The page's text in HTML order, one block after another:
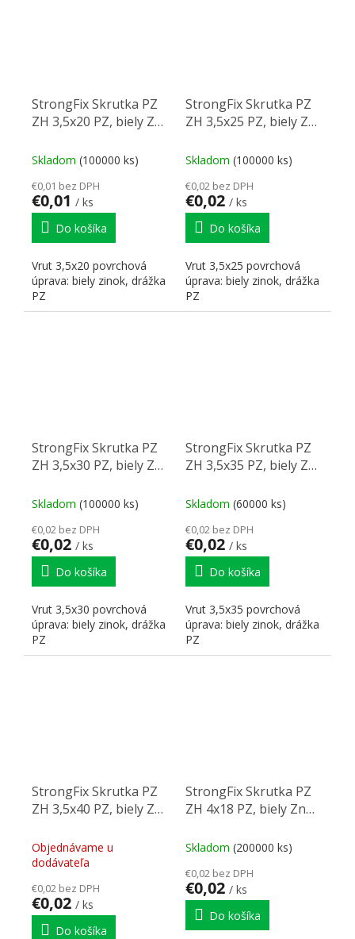
StrongFix Skrutka PZ
ZH 3,5x20 PZ, biely Zn
Skladom (100000 ks)
€0,01 bez DPH
€0,01 / ks
Do košíka
Vrut 3,5x20 povrchová
úprava: biely zinok, drážka
PZ
StrongFix Skrutka PZ
ZH 3,5x25 PZ, biely Zn
Skladom (100000 ks)
€0,02 bez DPH
€0,02 / ks
Do košíka
Vrut 3,5x25 povrchová
úprava: biely zinok, drážka
PZ
StrongFix Skrutka PZ
ZH 3,5x30 PZ, biely Zn
Skladom (100000 ks)
€0,02 bez DPH
€0,02 / ks
Do košíka
Vrut 3,5x30 povrchová
úprava: biely zinok, drážka
PZ
StrongFix Skrutka PZ
ZH 3,5x35 PZ, biely Zn
Skladom (60000 ks)
€0,02 bez DPH
€0,02 / ks
Do košíka
Vrut 3,5x35 povrchová
úprava: biely zinok, drážka
PZ
StrongFix Skrutka PZ
ZH 3,5x40 PZ, biely Zn
Objednávame u
dodávateľa
€0,02 bez DPH
€0,02 / ks
Do košíka
StrongFix Skrutka PZ
ZH 4x18 PZ, biely Zn
Skladom (200000 ks)
€0,02 bez DPH
€0,02 / ks
Do košíka